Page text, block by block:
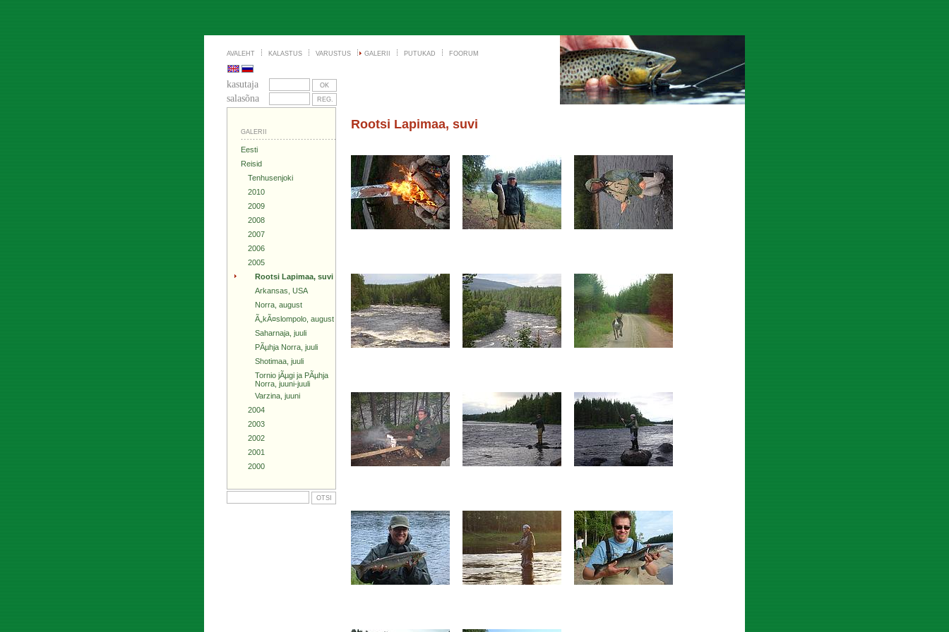
AVALEHT KALASTUS VARUSTUS GALERII PUTUKAD FOORUM
kasutaja
salasõna
GALERII
Eesti
Reisid
Tenhusenjoki
2010
2009
2008
2007
2006
2005
Rootsi Lapimaa, suvi
Arkansas, USA
Norra, august
Ã„kÃ¤slompolo, august
Saharnaja, juuli
PÃµhja Norra, juuli
Shotimaa, juuli
Tornio jÃµgi ja PÃµhja
Norra, juuni-juuli
Varzina, juuni
2004
2003
2002
2001
2000
Rootsi Lapimaa, suvi